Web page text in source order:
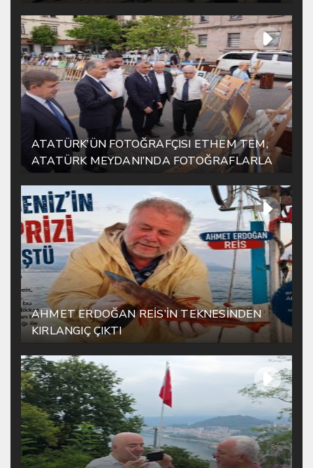
ATATÜRK’ÜN FOTOĞRAFÇISI ETHEM TEM,
ATATÜRK MEYDANI’NDA FOTOĞRAFLARLA
YAŞATILIYOR
AHMET ERDOĞAN REİS’İN TEKNESİNDEN
KIRLANGIÇ ÇIKTI